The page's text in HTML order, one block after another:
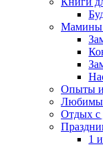
Мамины
Опыты и
Отдых с
1